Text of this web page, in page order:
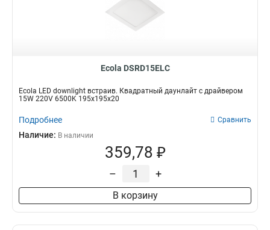
Ecola DSRD15ELC
Ecola LED downlight встраив. Квадратный даунлайт с драйвером
15W 220V 6500K 195x195x20
Подробнее Сравнить
Наличие: В наличии
359,78 ₽
– +
В корзину